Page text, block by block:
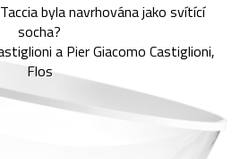
byla navrhována jako svítící
socha?
a Pier Giacomo Castiglioni,
Flos